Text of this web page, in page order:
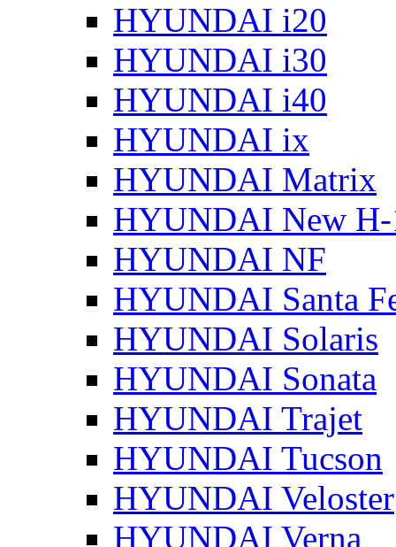
HYUNDAI i20
HYUNDAI i30
HYUNDAI i40
HYUNDAI ix
HYUNDAI Matrix
HYUNDAI New
HYUNDAI NF
HYUNDAI Santa
HYUNDAI Solaris
HYUNDAI Sonata
HYUNDAI Trajet
HYUNDAI Tucson
HYUNDAI Veloster
HYUNDAI Verna